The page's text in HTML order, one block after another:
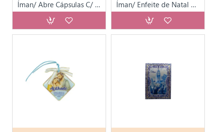
Íman/ Abre Cápsulas C/ Aparição de Fátima KN6071 Íman/ Enfeite de Natal Personalizado C/ Nome